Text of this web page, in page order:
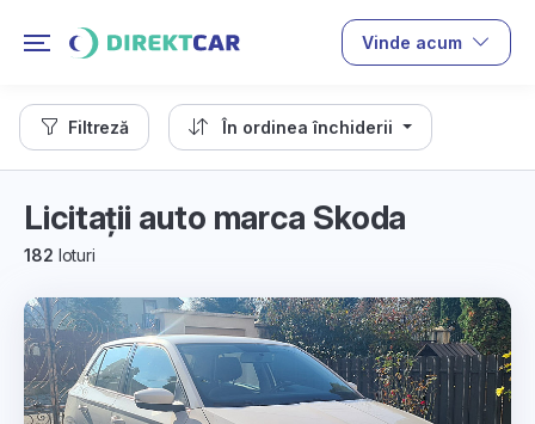
Vinde acum
Filtreză În ordinea închiderii
Licitații auto marca Skoda
182 loturi